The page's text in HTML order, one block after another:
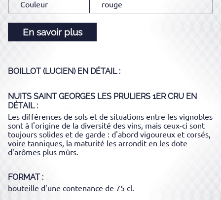
Couleur rouge
En savoir plus
BOILLOT (LUCIEN)EN DÉTAIL :
NUITS SAINT GEORGES LES PRULIERS 1ER CRU EN
DÉTAIL :
Les différences de sols et de situations entre les vignobles
sont à l'origine de la diversité des vins, mais ceux-ci sont
toujours solides et de garde : d'abord vigoureux et corsés,
voire tanniques, la maturité les arrondit en les dote
d'arômes plus mûrs.
FORMAT
bouteille d'une contenance de 75 cl.